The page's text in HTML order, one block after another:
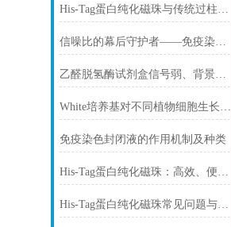
His-Tag蛋白纯化磁珠与传统过柱层析纯化方式
信噪比的幕后守护者——免疫染色洗涤液的科学原理与核心价值
乙醛脱氢酶试剂盒信号弱、背景高、重复性差怎么办？
White培养基对不同植物细胞生长的影响
免疫染色封闭液的作用机制及种类
His-Tag蛋白纯化磁珠：高效、便捷的蛋白纯化解决方案
His-Tag蛋白纯化磁珠常见问题与解决方案